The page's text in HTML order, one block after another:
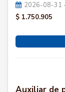
2026-08-31
$ 1.750.905